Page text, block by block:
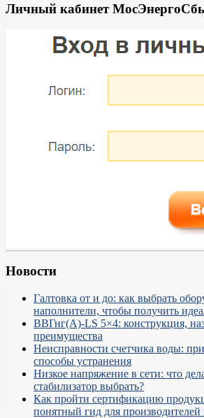
Личный кабинет
Новости
Галтовка от и до: как выбрать
наполнители, чтобы получить
ВВГнг(А)-LS 5×4: конструкция,
преимущества
Неисправности счетчика воды:
способы устранения
Низкое напряжение в сети: что
стабилизатор выбрать?
Как пройти сертификацию
понятный гид для